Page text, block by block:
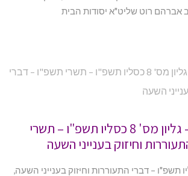
רוט שליט"א יסודות הבית
ושכנתי בתוכם – גליון מס' 8 כסליו תשפ"ו – תשרי
וחיזוק בענייני השעה
תשפ"ו – דברי התעוררות וחיזוק בענייני השעה,